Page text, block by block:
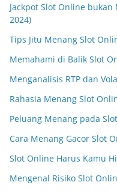
Jackpot Slot Online
2024)
Tips Jitu Menang Slot
Memahami di Balik Slot
Menganalisis RTP dan
Rahasia Menang Slot
Peluang Menang pada
Cara Menang Gacor Slot
Slot Online Harus Kamu
Mengenal Risiko Slot